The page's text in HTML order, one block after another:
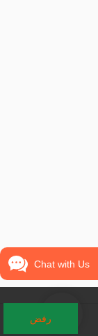
Chat with Us
رفض